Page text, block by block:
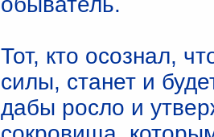
Тот, кто осознал,
силы, станет и
дабы росло и